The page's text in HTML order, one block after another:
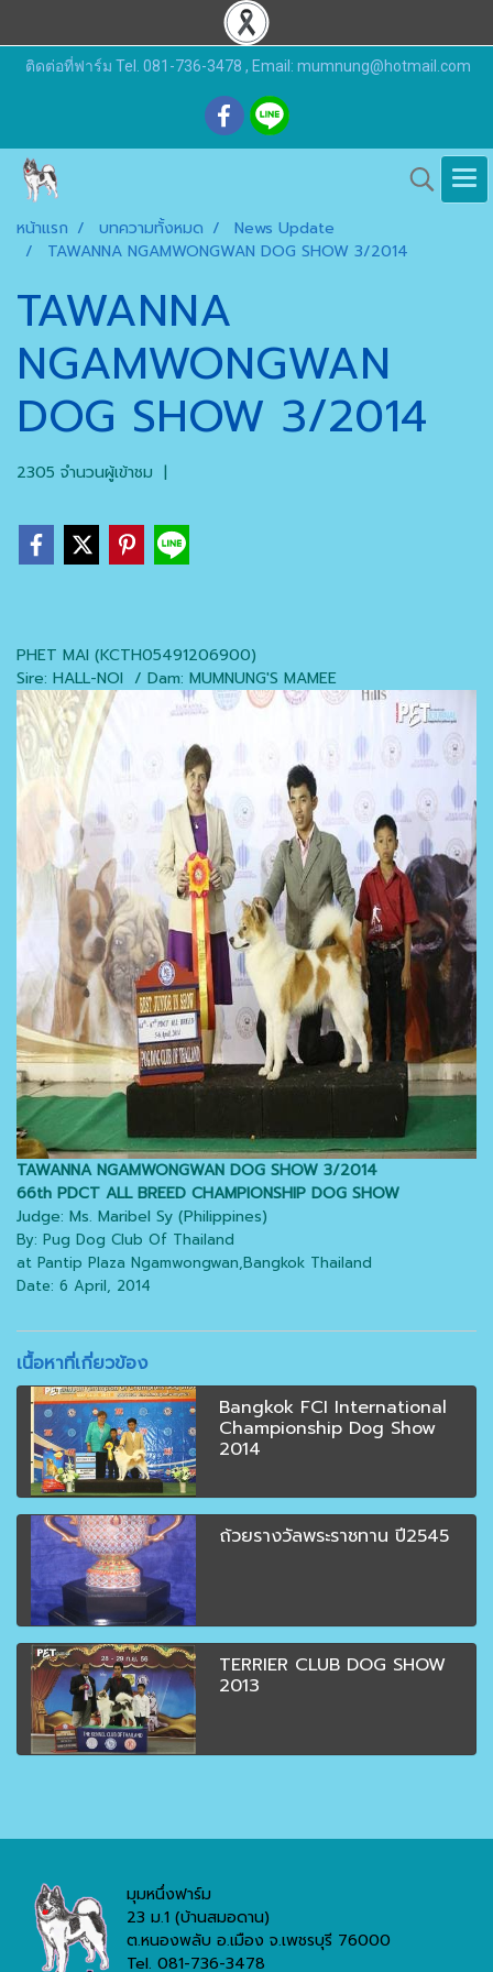
ติดต่อที่ฟาร์ม Tel. 081-736-3478 , Email: mumnung@hotmail.com
หน้าแรก บทความทั้งหมด
News Update
TAWANNA NGAMWONGWAN DOG SHOW 3/2014
TAWANNA
NGAMWONGWAN
DOG SHOW 3/2014
2305 จำนวนผู้เข้าชม |
PHET MAI (KCTH05491206900)
Sire: HALL-NOI / Dam: MUMNUNG'S MAMEE
TAWANNA NGAMWONGWAN DOG SHOW 3/2014
66th PDCT ALL BREED CHAMPIONSHIP DOG SHOW
Judge: Ms. Maribel Sy (Philippines)
By: Pug Dog Club Of Thailand
at Pantip Plaza Ngamwongwan,Bangkok Thailand
Date: 6 April, 2014
เนื้อหาที่เกี่ยวข้อง
Bangkok FCI International
Championship Dog Show
2014
ถ้วยรางวัลพระราชทาน ปี2545
TERRIER CLUB DOG SHOW
2013
มุมหนึ่งฟาร์ม
23 ม.1 (บ้านสมอดาน)
ต.หนองพลับ อ.เมือง จ.เพชรบุรี 76000
Tel. 081-736-3478